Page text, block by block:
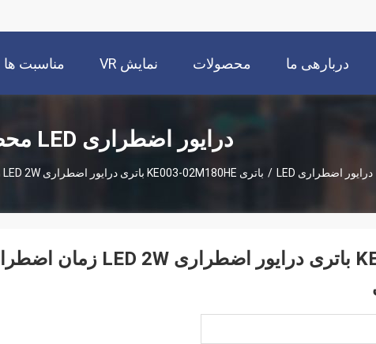
دربارهی ما محصولات نمایش VR مناسبت ها
درایور اضطراری LED محصولات
درایور اضطراری LED / باتری KE003-02M180HE باتری درایور اضطراری LED 2W زمان اضطراری 3 ساعته و خارجی LiFePO4 خارجی